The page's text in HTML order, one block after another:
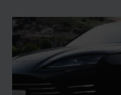
co jest niezrozumiałe i
dochodzić swoich praw?